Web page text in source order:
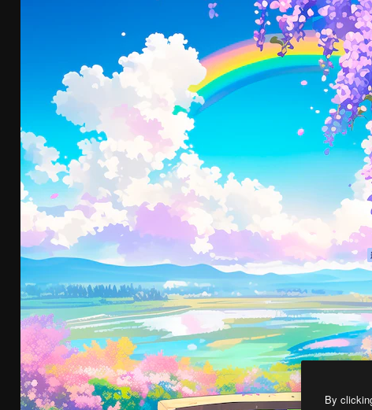
最高のクリエイティブ制作を導くためのプラ
ットフォーム。クリエイター、企業、代理
店、スタジオを含む100万人以上が利用して
います。
日本語
製品
Spaces
AI アシスタ
AI 画像生成
AI 動画生成
AI 音声合成
ストックコン
ツ
Claude/
向けMCP
エージェント
API
モバイルアプ
すべての
ール
Copyright © 2010-2026Freepik Company S.L.U.無断複写・転載を
By